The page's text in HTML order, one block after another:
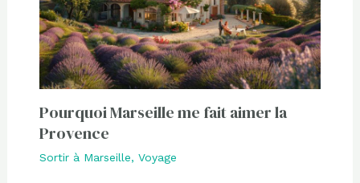
Pourquoi Marseille me fait aimer la
Provence
Sortir à Marseille, Voyage